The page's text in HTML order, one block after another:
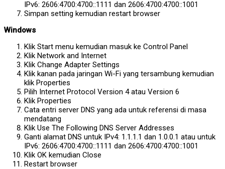
IPv6: 2606:4700:4700::1111 dan 2606:4700:4700::1001
Simpan setting kemudian restart browser
Windows
Klik Start menu kemudian masuk ke Control Panel
Klik Network and Internet
Klik Change Adapter Settings
Klik kanan pada jaringan Wi-Fi yang tersambung kemudian
klik Properties
Pilih Internet Protocol Version 4 atau Version 6
Klik Properties
Cata entri server DNS yang ada untuk referensi di masa
mendatang
Klik Use The Following DNS Server Addresses
Ganti alamat DNS untuk IPv4: 1.1.1.1 dan 1.0.0.1 atau untuk
IPv6: 2606:4700:4700::1111 dan 2606:4700:4700::1001
Klik OK kemudian Close
Restart browser